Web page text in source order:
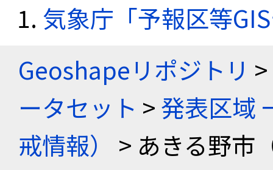
気象庁「予報区等
Geoshapeリポジトリ >
ータセット >発表区域
戒情報）
> あきる野市